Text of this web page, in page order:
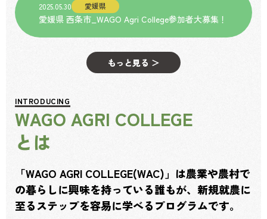
2025.05.30 愛媛県
愛媛県 西条市_WAGO Agri College参加者大募集！
もっと見る ＞
INTRODUCING
WAGO AGRI COLLEGE
とは
「WAGO AGRI COLLEGE(WAC)」は農業や農村で
の暮らしに興味を持っている誰もが、 新規就農に
至るステップを容易に学べるプログラムです。